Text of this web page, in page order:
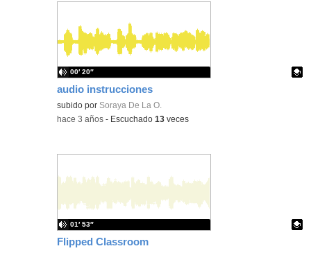
audio instrucciones
Contenido educativo.
subido por Soraya De La O.
00′ 20″
-hace 3 años - Escuchado13 veces
Flipped Classroom
01′ 53″